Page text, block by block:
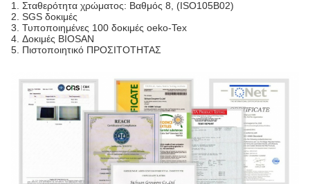
1. Σταθερότητα χρώματος: Βαθμός 8, (ISO105B02)
2. SGS δοκιμές
3. Τυποποιημένες 100 δοκιμές oeko-Tex
4. Δοκιμές BIOSAN
5. Πιστοποιητικό ΠΡΟΣΙΤΟΤΗΤΑΣ